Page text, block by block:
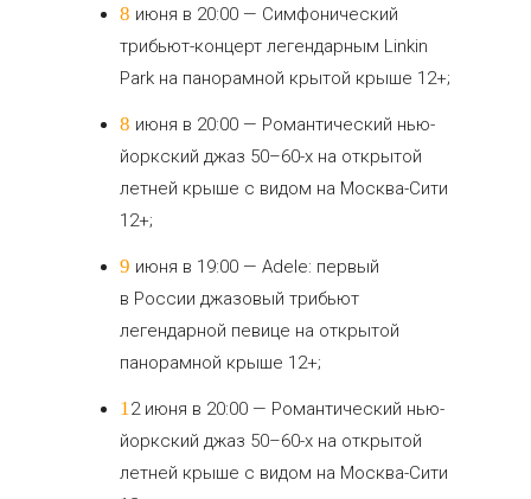
8 июня в 20:00 — Симфонический
трибьют-концерт легендарным Linkin
Park на панорамной крытой крыше 12+;
8 июня в 20:00 — Романтический нью-
йоркский джаз 50–60-х на открытой
летней крыше с видом на Москва-Сити
12+;
9 июня в 19:00 — Adele: первый
в России джазовый трибьют
легендарной певице на открытой
панорамной крыше 12+;
12 июня в 20:00 — Романтический нью-
йоркский джаз 50–60-х на открытой
летней крыше с видом на Москва-Сити